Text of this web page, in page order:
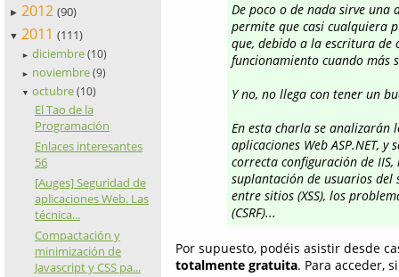
► 2012 (90)
▼ 2011 (111)
► diciembre (10)
► noviembre (9)
▼ octubre (10)
El Tao de la
Programación
Enlaces interesantes
56
[Auges] Seguridad de
aplicaciones Web. Las
técnica...
Compactación y
minimización de
Javascript y CSS pa...
De poco o de nada sirve
permite que casi cualquiera
que, debido a la escritura de
funcionamiento cuando más
Y no, no llega con tener un
En esta charla se analizarán
aplicaciones Web ASP.NET,
correcta configuración de
suplantación de usuarios del
entre sitios (XSS), los
(CSRF)...
Por supuesto, podéis asistir desde
totalmente gratuita. Para acceder,